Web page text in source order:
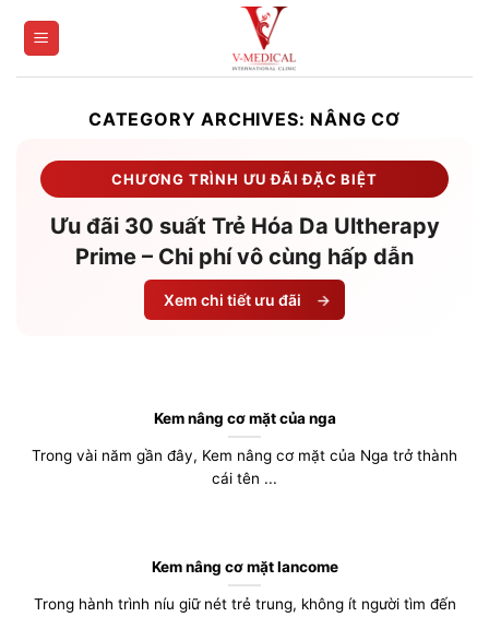
CATEGORY ARCHIVES: NÂNG CƠ
CHƯƠNG TRÌNH ƯU ĐÃI ĐẶC BIỆT
Ưu đãi 30 suất Trẻ Hóa Da Ultherapy
Prime – Chi phí vô cùng hấp dẫn
Xem chi tiết ưu đãi →
Kem nâng cơ mặt của nga
Trong vài năm gần đây, Kem nâng cơ mặt của Nga trở thành
cái tên ...
Kem nâng cơ mặt lancome
Trong hành trình níu giữ nét trẻ trung, không ít người tìm đến